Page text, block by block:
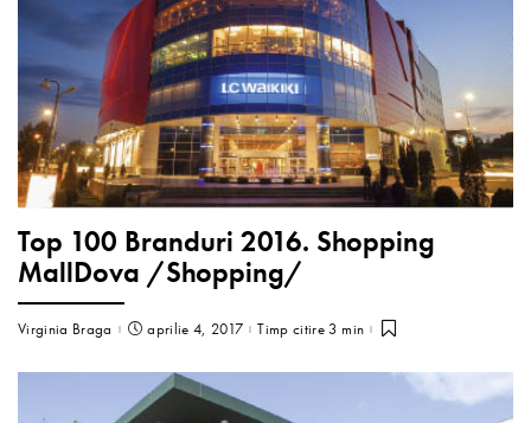
Top 100 Branduri 2016. Shopping
MallDova /Shopping/
Virginia Braga aprilie 4, 2017 Timp citire 3 min